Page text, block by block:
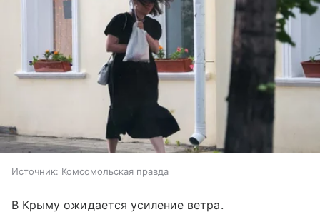
Источник: Комсомольская правда
В Крыму ожидается усиление ветра.